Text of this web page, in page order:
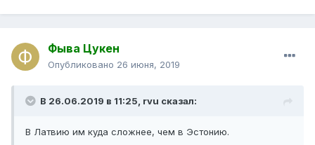
Фыва Цукен
Опубликовано 26 июня, 2019
В 26.06.2019 в 11:25, rvu сказал:
В Латвию им куда сложнее, чем в Эстонию.